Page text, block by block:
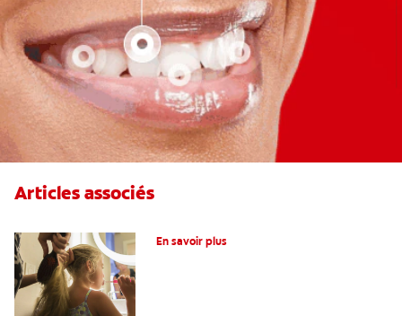
Articles associés
En savoir plus